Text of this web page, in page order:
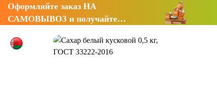
Оформляйте заказ НА
САМОВЫВОЗ и получайте